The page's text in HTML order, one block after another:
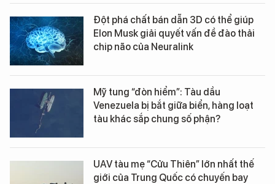
Đột phá chất bán dẫn 3D có thể giúp
Elon Musk giải quyết vấn đề đào thải
chip não của Neuralink
Mỹ tung “đòn hiểm”: Tàu dầu
Venezuela bị bắt giữa biển, hàng loạt
tàu khác sắp chung số phận?
UAV tàu mẹ “Cửu Thiên” lớn nhất thế
giới của Trung Quốc có chuyến bay